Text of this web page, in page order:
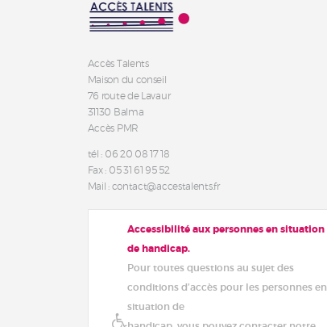
Accès Talents
Maison du conseil
76 route de Lavaur
31130 Balma
Accès PMR
tél : 06 20 08 17 18
Fax : 05 31 61 95 52
Mail : contact@accestalents.fr
Accessibilité aux personnes en situation
de handicap.
Pour toutes questions au sujet des
conditions d’accès pour les personnes en
situation de